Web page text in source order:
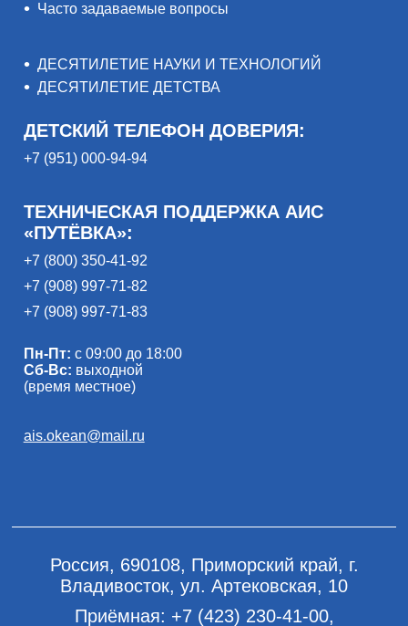
Часто задаваемые вопросы
ДЕСЯТИЛЕТИЕ НАУКИ И ТЕХНОЛОГИЙ
ДЕСЯТИЛЕТИЕ ДЕТСТВА
ДЕТСКИЙ ТЕЛЕФОН ДОВЕРИЯ:
+7 (951) 000-94-94
ТЕХНИЧЕСКАЯ ПОДДЕРЖКА АИС
«ПУТЁВКА»:
+7 (800) 350-41-92
+7 (908) 997-71-82
+7 (908) 997-71-83
Пн-Пт: с 09:00 до 18:00
Сб-Вс: выходной
(время местное)
ais.okean@mail.ru
Россия, 690108, Приморский край, г.
Владивосток, ул. Артековская, 10
Приёмная: +7 (423) 230-41-00,